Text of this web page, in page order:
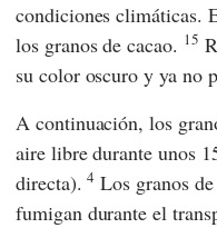
condiciones climáticas.
los granos de cacao. 15
su color oscuro y ya no
A continuación, los
aire libre durante unos
directa).4 Los granos
fumigan durante el